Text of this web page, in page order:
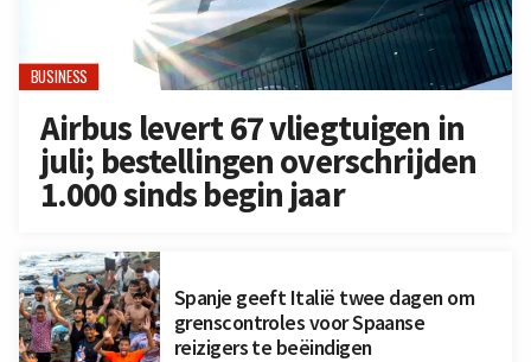
BUSINESS
Airbus levert 67 vliegtuigen in
juli; bestellingen overschrijden
1.000 sinds begin jaar
Spanje geeft Italië twee dagen om
grenscontroles voor Spaanse
reizigers te beëindigen